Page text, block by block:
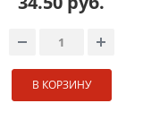
В КОРЗИНУ